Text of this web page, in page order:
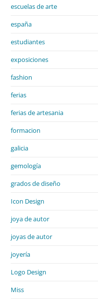
escuelas de arte
españa
estudiantes
exposiciones
fashion
ferias
ferias de artesania
formacion
galicia
gemología
grados de diseño
Icon Design
joya de autor
joyas de autor
joyería
Logo Design
Miss